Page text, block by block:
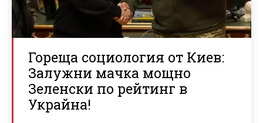
Гореща социология от Киев:
Залужни мачка мощно
Зеленски по рейтинг в
Украйна!